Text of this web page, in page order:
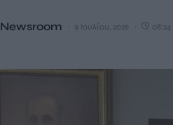
Newsroom 9 Ιουλίου, 2026 08:24